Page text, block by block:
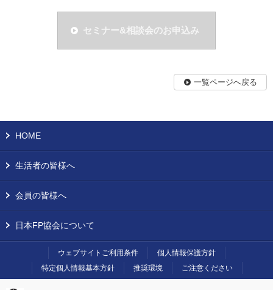
セミナー&相談会のお申込み
一覧ページへ戻る
HOME
生活者の皆様へ
会員の皆様へ
日本FP協会について
ウェブサイトご利用条件
個人情報保護方針
特定個人情報基本方針
推奨環境 ご注意ください